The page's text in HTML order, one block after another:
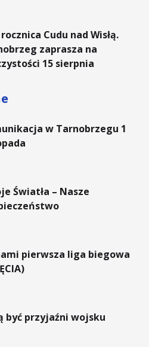
rocznica Cudu nad Wisłą.
zaprasza na
15 sierpnia
w Tarnobrzegu 1
Światła – Nasze
pierwsza liga biegowa
być przyjaźni wojsku